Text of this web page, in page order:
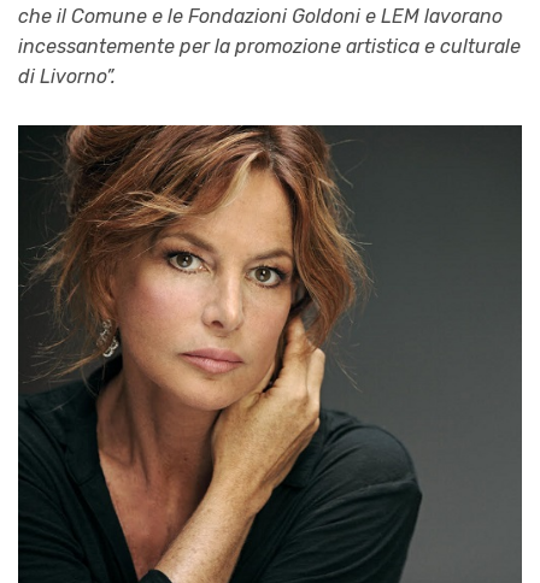
che il Comune e le Fondazioni Goldoni e LEM lavorano
incessantemente per la promozione artistica e culturale
di Livorno”.